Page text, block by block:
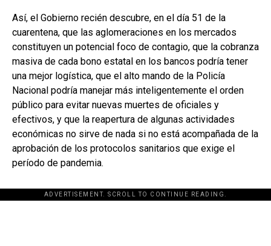
Así, el Gobierno recién descubre, en el día 51 de la
cuarentena, que las aglomeraciones en los mercados
constituyen un potencial foco de contagio, que la cobranza
masiva de cada bono estatal en los bancos podría tener
una mejor logística, que el alto mando de la Policía
Nacional podría manejar más inteligentemente el orden
público para evitar nuevas muertes de oficiales y
efectivos, y que la reapertura de algunas actividades
económicas no sirve de nada si no está acompañada de la
aprobación de los protocolos sanitarios que exige el
período de pandemia.
ADVERTISEMENT. SCROLL TO CONTINUE READING.